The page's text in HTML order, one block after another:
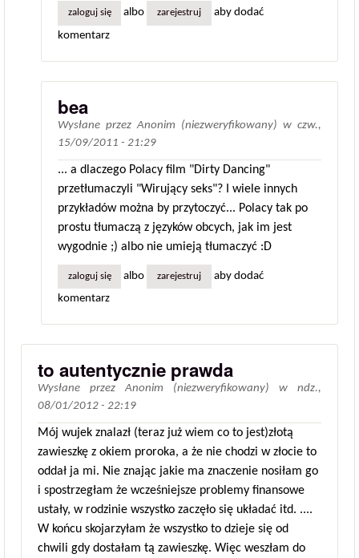
zaloguj się albo zarejestruj
aby dodać
komentarz
bea
Wysłane przezAnonim (niezweryfikowany) w czw.,
15/09/2011 - 21:29
... a dlaczego Polacy film "Dirty Dancing"
przetłumaczyli "Wirujący seks"? I wiele innych
przykładów można by przytoczyć... Polacy tak po
prostu tłumaczą z języków obcych, jak im jest
wygodnie ;) albo nie umieją tłumaczyć :D
zaloguj się albo zarejestruj
aby dodać
komentarz
to autentycznie prawda
Wysłane przezAnonim (niezweryfikowany) w ndz.,
08/01/2012 - 22:19
Mój wujek znalazł (teraz już wiem co to jest)złotą
zawieszkę z okiem proroka, a że nie chodzi w złocie to
oddał ja mi. Nie znając jakie ma znaczenie nosiłam go
i spostrzegłam że wcześniejsze problemy finansowe
ustały, w rodzinie wszystko zaczęło się układać itd. ....
W końcu skojarzyłam że wszystko to dzieje się od
chwili gdy dostałam tą zawieszkę. Więc weszłam do